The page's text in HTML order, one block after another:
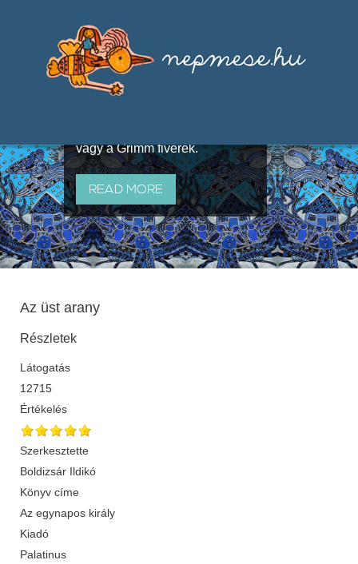
útján terjedő elbeszélésekből,
melyeket olyan ismert gyűjtők
állítottak össze, mint Benedek
vagy a Grimm fivérek.
READ MORE
Az üst arany
Részletek
Látogatás
12715
Értékelés
Szerkesztette
Boldizsár Ildikó
Könyv címe
Az egynapos király
Kiadó
Palatinus